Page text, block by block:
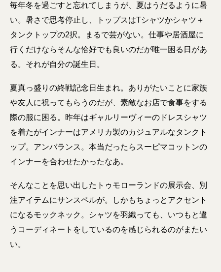
毎年冬を過ごすと忘れてしまうが、夏はうだるように暑
い。暑さで思考停止し、トップスはTシャツかシャツ＋
タンクトップの2択。まるで芸がない。仕事や居酒屋に
行くだけならそんな恰好でも良いのだが唯一困る日があ
る。それが自分の誕生日。
夏真っ盛りの終戦記念日生まれ。ありがたいことに家族
や友人に祝ってもらうのだが、素敵なお店で食事をする
際の服に困る。昨年はギャルリーヴィーのドレスシャツ
を着たがインナーはアメリカ製のカジュアルなタンクト
ップ。アンバランス。本当だったらスーピマコットンの
インナーを合わせたかったなあ。
そんなことを思い出したトゥモローランドの展示会、別
注アイテムにサンスペルが。しかもちょっとアクセント
になるモックネック。シャツを羽織っても、いつもと違
うコーディネートをしているのを感じられるのがまたい
い。